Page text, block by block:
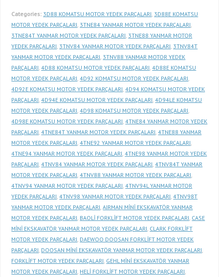
Categories: 3D88 KOMATSU MOTOR YEDEK PARÇALARI 3D88E KOMATSU
MOTOR YEDEK PARÇALARI 3TNE84 YANMAR MOTOR YEDEK PARÇALARI
3TNE84T YANMAR MOTOR YEDEK PARÇALARI 3TNE88 YANMAR MOTOR
YEDEK PARÇALARI 3TNV84 YANMAR MOTOR YEDEK PARÇALARI 3TNV84T
YANMAR MOTOR YEDEK PARÇALARI 3TNV88 YANMAR MOTOR YEDEK
PARÇALARI ,4D88 KOMATSU MOTOR YEDEK PARÇALARI ,4D88E KOMATSU
MOTOR YEDEK PARÇALARI ,4D92 KOMATSU MOTOR YEDEK PARÇALARI
4D92E KOMATSU MOTOR YEDEK PARÇALARI ,4D94 KOMATSU MOTOR YEDEK
PARÇALARI ,4D94E KOMATSU MOTOR YEDEK PARÇALARI ,4D94LE KOMATSU
MOTOR YEDEK PARÇALARI ,4D98 KOMATSU MOTOR YEDEK PARÇALARI
4D98E KOMATSU MOTOR YEDEK PARÇALARI ,4TNE84 YANMAR MOTOR YEDEK
PARÇALARI ,4TNE84T YANMAR MOTOR YEDEK PARÇALARI ,4TNE88 YANMAR
MOTOR YEDEK PARÇALARI ,4TNE92 YANMAR MOTOR YEDEK PARÇALARI
4TNE94 YANMAR MOTOR YEDEK PARÇALARI ,4TNE98 YANMAR MOTOR YEDEK
PARÇALARI ,4TNV84 YANMAR MOTOR YEDEK PARÇALARI ,4TNV84T YANMAR
MOTOR YEDEK PARÇALARI ,4TNV88 YANMAR MOTOR YEDEK PARÇALARI
4TNV94 YANMAR MOTOR YEDEK PARÇALARI ,4TNV94L YANMAR MOTOR
YEDEK PARÇALARI ,4TNV98 YANMAR MOTOR YEDEK PARÇALARI ,4TNV98T
YANMAR MOTOR YEDEK PARÇALARI ,AIRMAN MİNİ EKSKAVATÖR YANMAR
MOTOR YEDEK PARÇALARI BAOLİ FORKLİFT MOTOR YEDEK PARÇALARI CASE
MİNİ EKSKAVATÖR YANMAR MOTOR YEDEK PARÇALARI CLARK FORKLİFT
MOTOR YEDEK PARÇALARI DAEWOO DOOSAN FORKLİFT MOTOR YEDEK
PARÇALARI DOOSAN MİNİ EKSKAVATÖR YANMAR MOTOR YEDEK PARÇALARI
FORKLİFT MOTOR YEDEK PARÇALARI GEHL MİNİ EKSKAVATÖR YANMAR
MOTOR YEDEK PARÇALARI HELİ FORKLİFT MOTOR YEDEK PARÇALARI